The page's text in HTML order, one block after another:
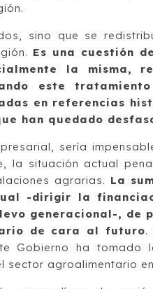
sino que se
Es una cuestión
la misma,
este
en referencias
han quedado
sería
la situación actual
agrarias. La
-dirigir la
generacional-, de
de cara al futuro.
Gobierno ha
sector agroalimentario